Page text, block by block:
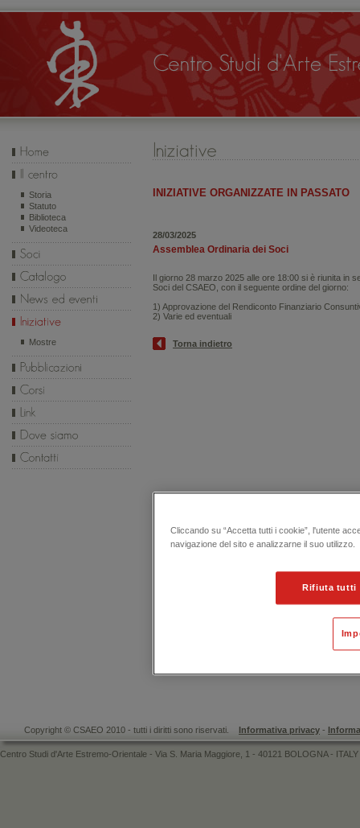
Storia
Statuto
Biblioteca
Videoteca
Mostre
INIZIATIVE ORGANIZZATE IN PASSATO
28/03/2025
Assemblea Ordinaria dei Soci
Il giorno 28 marzo 2025 alle ore 18:00 si è riunita in
Soci del CSAEO, con il seguente ordine del giorno:
1) Approvazione del Rendiconto Finanziario
2) Varie ed eventuali
Torna indietro
Copyright © CSAEO 2010 - tutti i diritti sono riservati. Informativa privacy -
Centro Studi d'Arte Estremo-Orientale - Via S. Maria Maggiore, 1 - 40121 BOLOGNA -
Cliccando su “Accetta tutti i cookie”, l'utente
navigazione del sito e analizzarne il suo utilizzo.
Rifiuta tutti